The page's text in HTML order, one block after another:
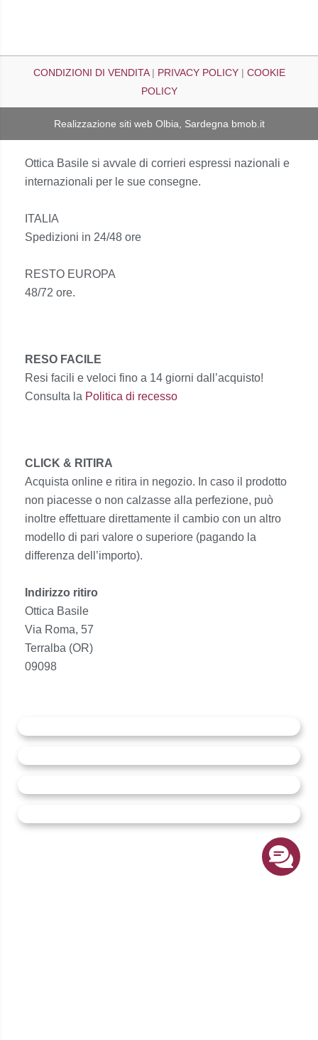
CONDIZIONI DI VENDITA| PRIVACY POLICY| COOKIE
POLICY
Realizzazione siti web Olbia, Sardegna bmob.it
Ottica Basile si avvale di corrieri espressi nazionali e
internazionali per le sue consegne.
ITALIA
Spedizioni in 24/48 ore
RESTO EUROPA
48/72 ore.
RESO FACILE
Resi facili e veloci fino a 14 giorni dall’acquisto!
Consulta la Politica di recesso
CLICK & RITIRA
Acquista online e ritira in negozio. In caso il prodotto
non piacesse o non calzasse alla perfezione, può
inoltre effettuare direttamente il cambio con un altro
modello di pari valore o superiore (pagando la
differenza dell’importo).
Indirizzo ritiro
Ottica Basile
Via Roma, 57
Terralba (OR)
09098